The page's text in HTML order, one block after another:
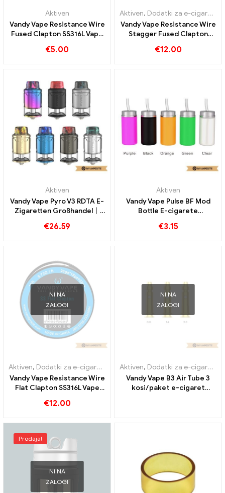
Aktiven
Vandy Vape Resistance Wire
Fused Clapton SS316L Vape
Wholesale丨Custom
€5.00
Aktiven, Dodatki za e-cigarete
Vandy Vape Resistance Wire
Stagger Fused Clapton
Cigarettes Wholesale丨
€12.00
Aktiven
Vandy Vape Pyro V3 RDTA E-
Zigaretten Großhandel丨
€26.59
Aktiven
Vandy Vape Pulse BF Mod
Bottle E-cigarete
€3.15
NI NA
ZALOGI
Aktiven, Dodatki za e-cigarete
Vandy Vape Resistance Wire
Flat Clapton SS316L Vape
Wholesale丨Custom
€12.00
NI NA
ZALOGI
Aktiven, Dodatki za e-cigarete
Vandy Vape B3 Air Tube 3
kosi/paket e-cigaret
Prodaja!
NI NA
ZALOGI